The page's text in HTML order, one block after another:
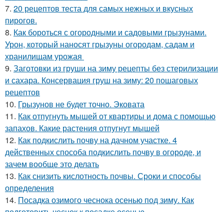
7. 20 рецептов теста для самых нежных и вкусных
пирогов.
8. Как бороться с огородными и садовыми грызунами.
Урон, который наносят грызуны огородам, садам и
хранилищам урожая
9. Заготовки из груши на зиму рецепты без стерилизации
и сахара. Консервация груш на зиму: 20 пошаговых
рецептов
10. Грызунов не будет точно. Эковата
11. Как отпугнуть мышей от квартиры и дома с помощью
запахов. Какие растения отпугнут мышей
12. Как подкислить почву на дачном участке. 4
действенных способа подкислить почву в огороде, и
зачем вообще это делать
13. Как снизить кислотность почвы. Сроки и способы
определения
14. Посадка озимого чеснока осенью под зиму. Как